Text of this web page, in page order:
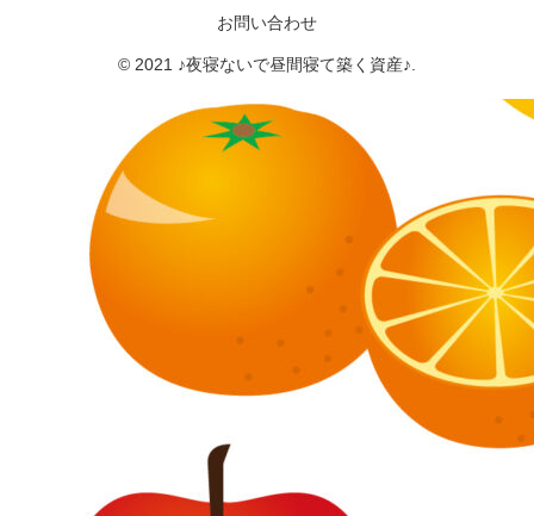
お問い合わせ
© 2021 ♪夜寝ないで昼間寝て築く資産♪.